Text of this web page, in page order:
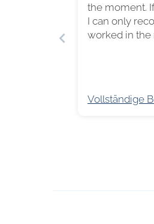
the moment.
I can only
worked in the
Vollständige